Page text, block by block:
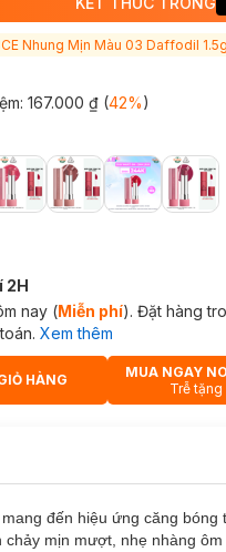
Nhung Mịn Màu 03 Daffodil
167.000 ₫(42%)
2H
nay (Miễn phí). Đặt hàng
Xem thêm
PLUS ICON
HÀNG
MUA NGAY
Trễ tặng
đến hiệu ứng căng bóng
mịn mượt, nhẹ nhàng